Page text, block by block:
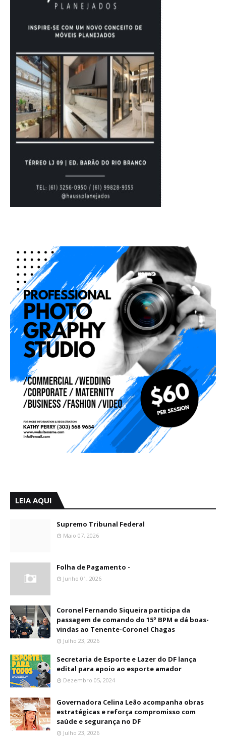
LEIA AQUI
Supremo Tribunal Federal
Maio 07, 2026
Folha de Pagamento -
Junho 01, 2026
Coronel Fernando Siqueira participa da
passagem de comando do 15º BPM e dá boas-
vindas ao Tenente-Coronel Chagas
Julho 23, 2026
Secretaria de Esporte e Lazer do DF lança
edital para apoio ao esporte amador
Dezembro 05, 2024
Governadora Celina Leão acompanha obras
estratégicas e reforça compromisso com
saúde e segurança no DF
Julho 23, 2026